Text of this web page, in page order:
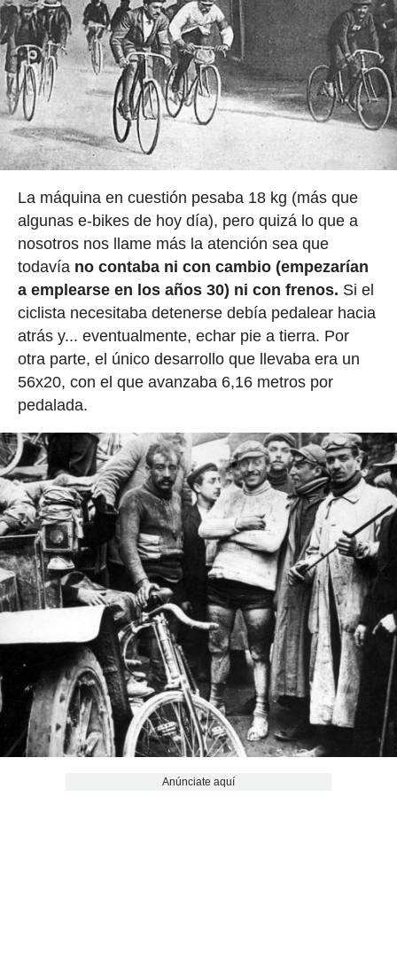
La máquina en cuestión pesaba 18 kg (más que
algunas e-bikes de hoy día), pero quizá lo que a
nosotros nos llame más la atención sea que
todavía no contaba ni con cambio (empezarían
a emplearse en los años 30) ni con frenos. Si el
ciclista necesitaba detenerse debía pedalear hacia
atrás y... eventualmente, echar pie a tierra. Por
otra parte, el único desarrollo que llevaba era un
56x20, con el que avanzaba 6,16 metros por
pedalada.
Anúnciate aquí